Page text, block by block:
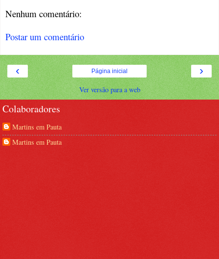
Nenhum comentário:
Postar um comentário
‹ ›
Página inicial
Ver versão para a web
Colaboradores
Martins em Pauta
Martins em Pauta